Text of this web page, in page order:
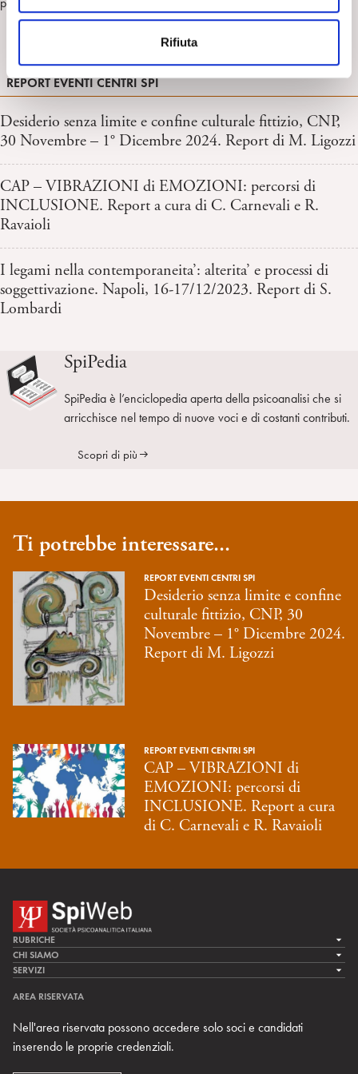
e
Rifiuta
REPORT EVENTI CENTRI SPI
Desiderio senza limite e confine culturale fittizio, CNP,
30 Novembre – 1° Dicembre 2024. Report di M. Ligozzi
CAP – VIBRAZIONI di EMOZIONI: percorsi di
INCLUSIONE. Report a cura di C. Carnevali e R.
Ravaioli
I legami nella contemporaneita’: alterita’ e processi di
soggettivazione. Napoli, 16-17/12/2023. Report di S.
Lombardi
SpiPedia
SpiPedia è l’enciclopedia aperta della psicoanalisi che si
arricchisce nel tempo di nuove voci e di costanti contributi.
Scopri di più
Ti potrebbe interessare...
REPORT EVENTI CENTRI SPI
Desiderio senza limite e confine
culturale fittizio, CNP, 30
Novembre – 1° Dicembre 2024.
Report di M. Ligozzi
REPORT EVENTI CENTRI SPI
CAP – VIBRAZIONI di
EMOZIONI: percorsi di
INCLUSIONE. Report a cura
di C. Carnevali e R. Ravaioli
RUBRICHE
LA CURA
LA RICERCA
MULTIMEDIA
CHI SIAMO
LA SPI
TEAM DI SPIWEB
CONTATTI
RIVISTE
SERVIZI
ARCHIVIO STORICO
AREA RISERVATA
Nell'area riservata possono accedere solo soci e candidati
inserendo le proprie credenziali.